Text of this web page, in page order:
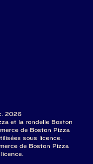
2026
et la rondelle Boston
de Boston Pizza
sous licence.
de Boston Pizza